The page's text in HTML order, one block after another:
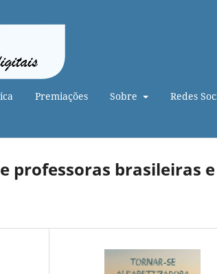
Premiações Sobre Redes
professoras brasileiras e